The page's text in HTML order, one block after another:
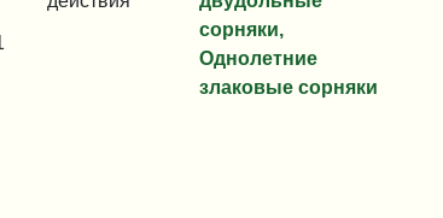
сорняки,
Однолетние
злаковые сорняки